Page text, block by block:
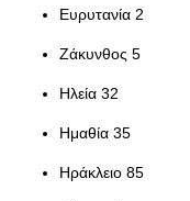
Ευρυτανία 2
Ζάκυνθος 5
Ηλεία 32
Ημαθία 35
Ηράκλειο 85